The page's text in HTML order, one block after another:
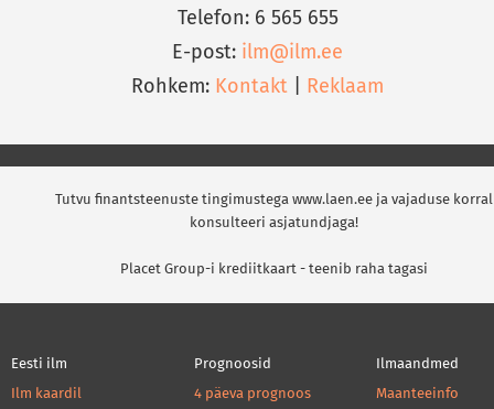
Telefon: 6 565 655
E-post: ilm@ilm.ee
Rohkem: Kontakt Reklaam
Tutvu finantsteenuste tingimustega www.laen.ee ja vajaduse korral
konsulteeri asjatundjaga!
Placet Group-i krediitkaart - teenib raha tagasi
Eesti ilm
Ilm kaardil
Prognoosid
4 päeva prognoos
Ilmaandmed
Maanteeinfo